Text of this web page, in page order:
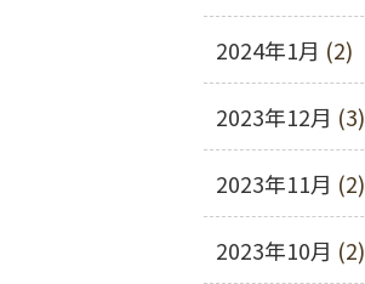
2024年1月 (2)
2023年12月 (3)
2023年11月 (2)
2023年10月 (2)